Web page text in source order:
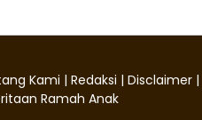
Kami | Redaksi | Disclaimer |
Ramah Anak